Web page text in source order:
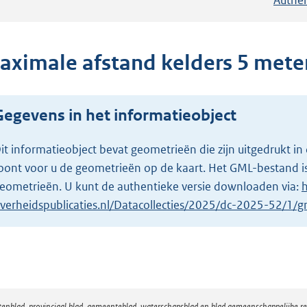
afstand kelders 5
in het informatieobject
informatieobject bevat geometrieën die zijn uitgedrukt in
voor u de geometrieën op de kaart. Het GML-bestand
U kunt de authentieke versie downloaden via:
Datacollecties/2025/dc-2025-52/1/